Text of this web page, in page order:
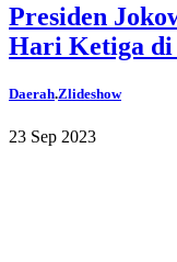
Presiden
Hari Ketiga
Daerah.Zlideshow
23 Sep 2023